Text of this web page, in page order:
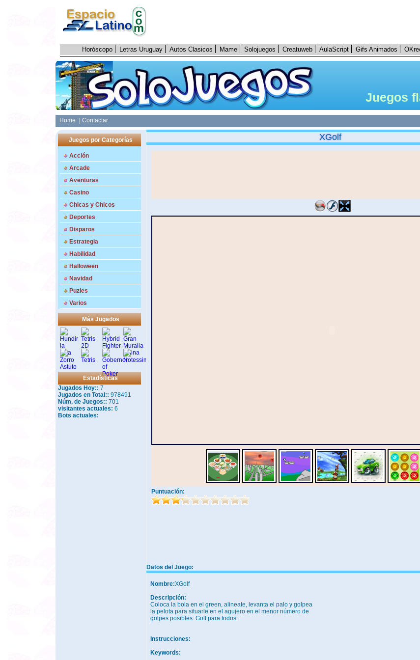
Horóscopo Letras Uruguay Autos Clasicos Mame Solojuegos Creatuweb AulaScript Gifs Animados
Juegos
Home | Contactar
Juegos por Categorías
Acción
Arcade
Aventuras
Casino
Chicas y Chicos
Deportes
Disparos
Estrategia
Habilidad
Halloween
Navidad
Puzles
Varios
Más Jugados
Estadísticas
Jugados Hoy:: 7
Jugados en Total:: 978491
Núm. de Juegos:: 701
visitantes actuales: 6
Bots actuales:
XGolf
Puntuación:
Datos del Juego:
Nombre:XGolf
Descripción:
Coloca la bola en el green, alineate, levanta el palo y golpea
la pelota para situarle en el agujero en el menor número de
golpes posibles. Golf para todos.
Instrucciones:
Keywords: